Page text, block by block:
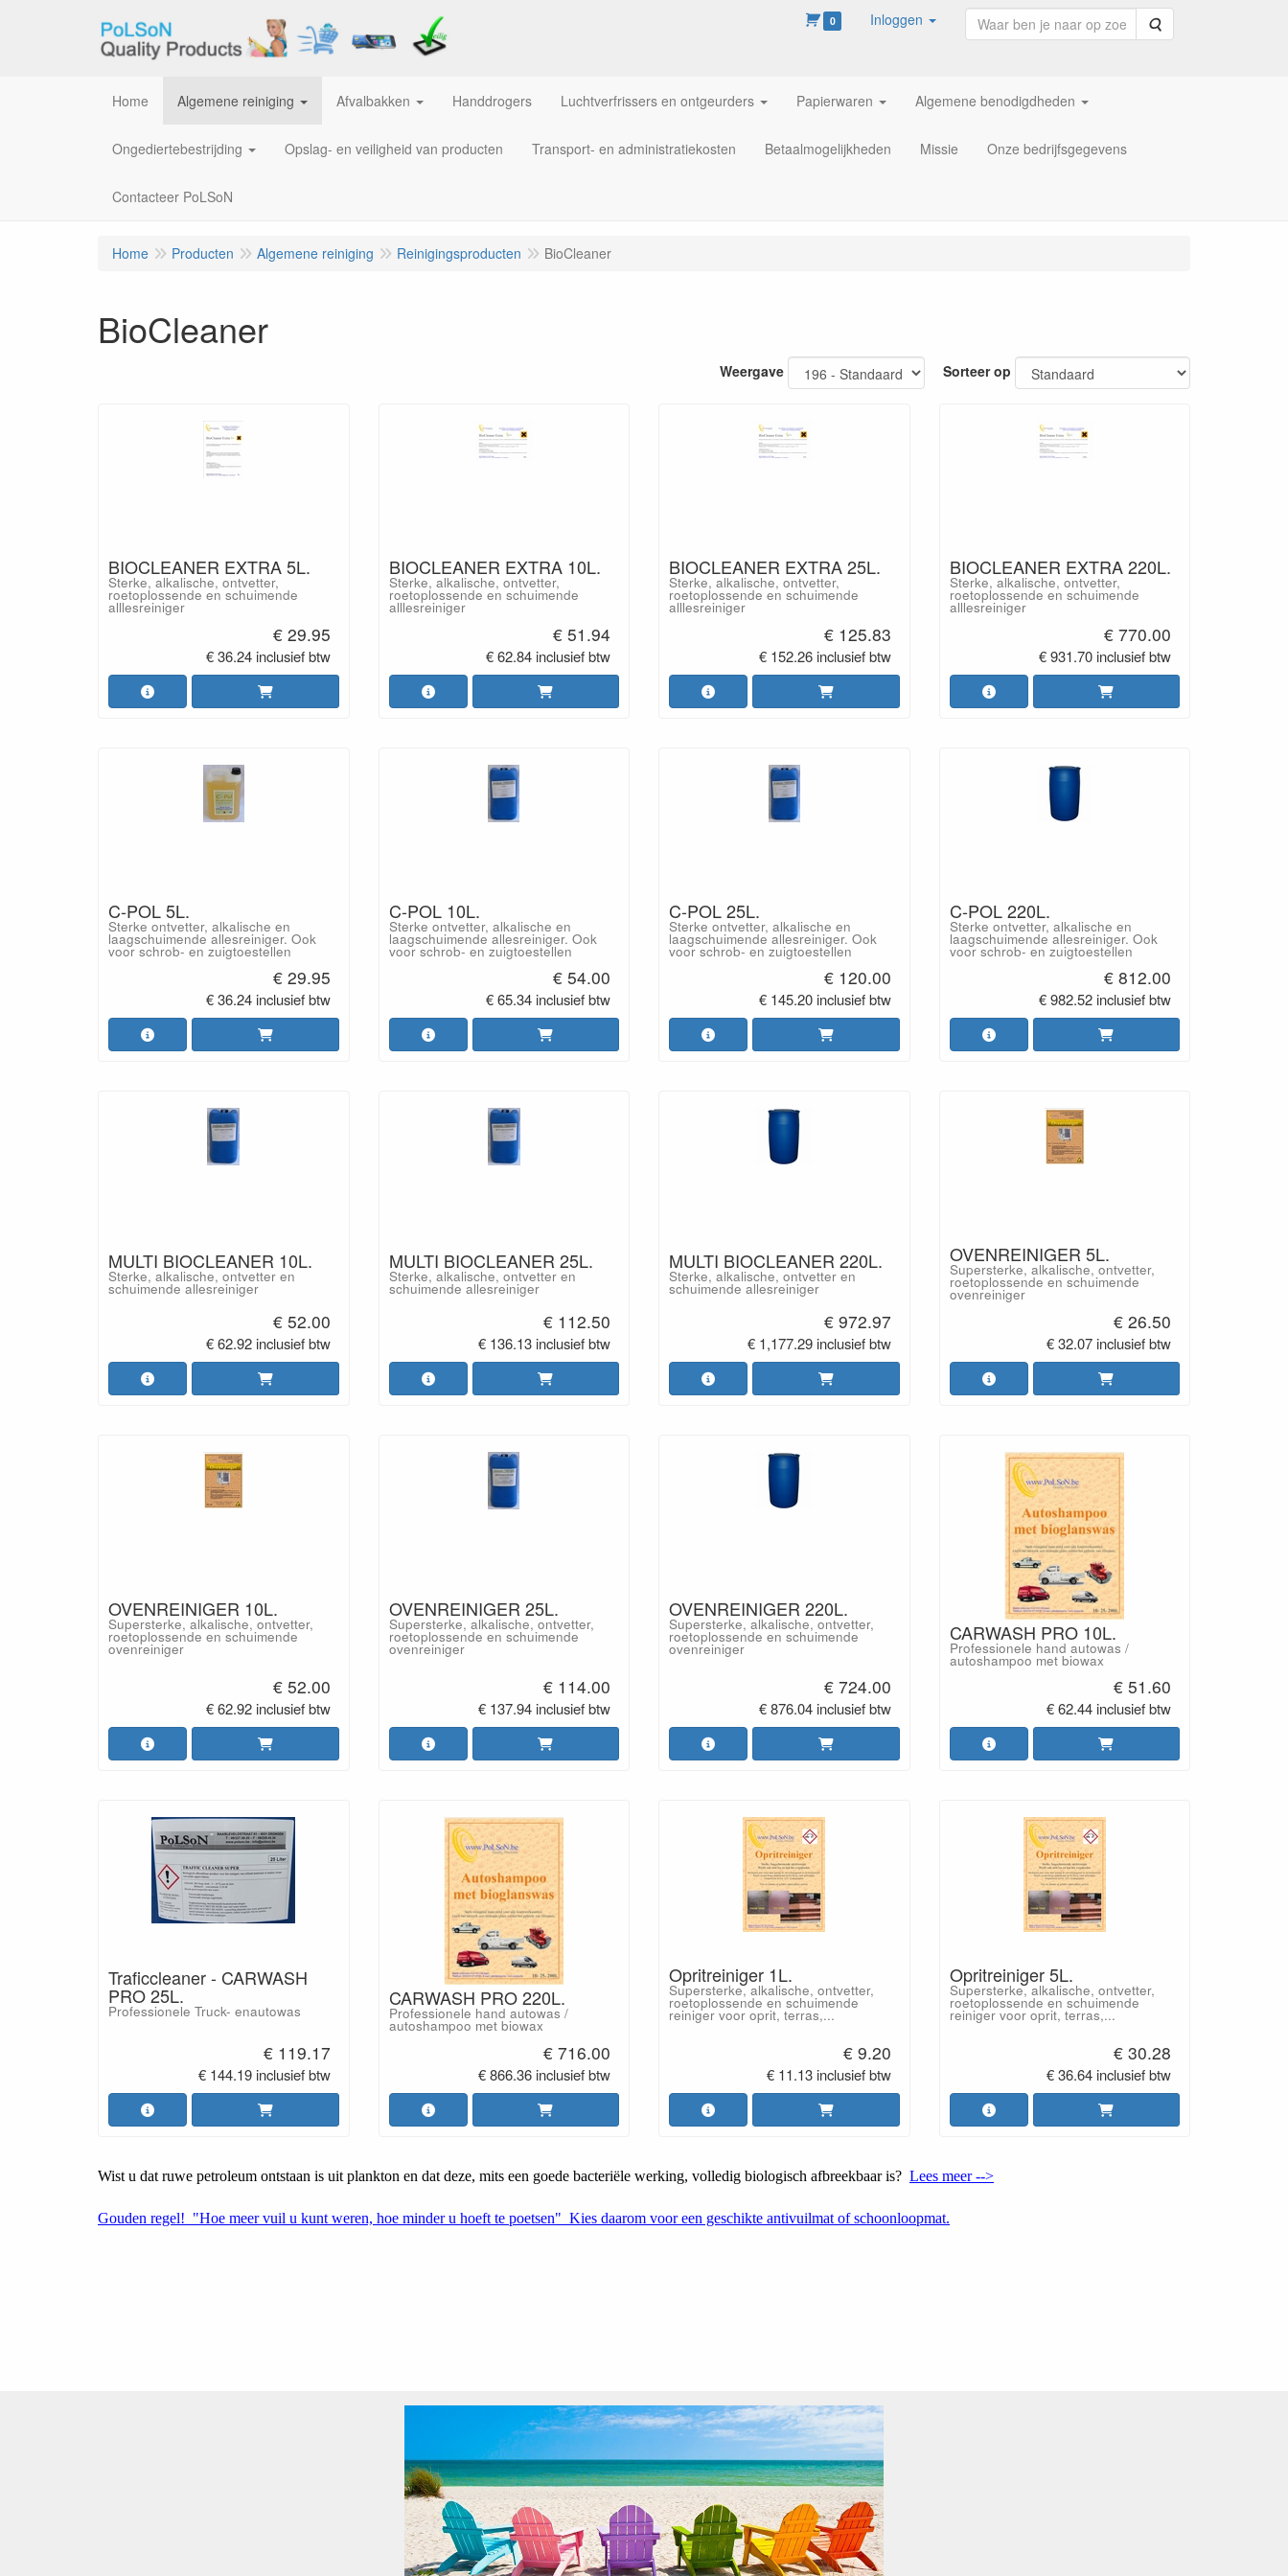
0 Inloggen Zoeken
Home Algemene reiniging Afvalbakken Handdrogers Luchtverfrissers en ontgeurders Papierwaren Algemene benodigdheden
Ongediertebestrijding Opslag- en veiligheid van producten Transport- en administratiekosten Betaalmogelijkheden Missie Onze bedrijfsgegevens
Contacteer PoLSoN
Home Producten Algemene reiniging Reinigingsproducten BioCleaner
BioCleaner
Weergave Sorteer op
BIOCLEANER EXTRA 5L.
Sterke, alkalische, ontvetter,
roetoplossende en schuimende
alllesreiniger
€ 29.95
€ 36.24 inclusief btw
BIOCLEANER EXTRA 10L.
Sterke, alkalische, ontvetter,
roetoplossende en schuimende
alllesreiniger
€ 51.94
€ 62.84 inclusief btw
BIOCLEANER EXTRA 25L.
Sterke, alkalische, ontvetter,
roetoplossende en schuimende
alllesreiniger
€ 125.83
€ 152.26 inclusief btw
BIOCLEANER EXTRA 220L.
Sterke, alkalische, ontvetter,
roetoplossende en schuimende
alllesreiniger
€ 770.00
€ 931.70 inclusief btw
C-POL 5L.
Sterke ontvetter, alkalische en
laagschuimende allesreiniger. Ook
voor schrob- en zuigtoestellen
€ 29.95
€ 36.24 inclusief btw
C-POL 10L.
Sterke ontvetter, alkalische en
laagschuimende allesreiniger. Ook
voor schrob- en zuigtoestellen
€ 54.00
€ 65.34 inclusief btw
C-POL 25L.
Sterke ontvetter, alkalische en
laagschuimende allesreiniger. Ook
voor schrob- en zuigtoestellen
€ 120.00
€ 145.20 inclusief btw
C-POL 220L.
Sterke ontvetter, alkalische en
laagschuimende allesreiniger. Ook
voor schrob- en zuigtoestellen
€ 812.00
€ 982.52 inclusief btw
MULTI BIOCLEANER 10L.
Sterke, alkalische, ontvetter en
schuimende allesreiniger
€ 52.00
€ 62.92 inclusief btw
MULTI BIOCLEANER 25L.
Sterke, alkalische, ontvetter en
schuimende allesreiniger
€ 112.50
€ 136.13 inclusief btw
MULTI BIOCLEANER 220L.
Sterke, alkalische, ontvetter en
schuimende allesreiniger
€ 972.97
€ 1,177.29 inclusief btw
OVENREINIGER 5L.
Supersterke, alkalische, ontvetter,
roetoplossende en schuimende
ovenreiniger
€ 26.50
€ 32.07 inclusief btw
OVENREINIGER 10L.
Supersterke, alkalische, ontvetter,
roetoplossende en schuimende
ovenreiniger
€ 52.00
€ 62.92 inclusief btw
OVENREINIGER 25L.
Supersterke, alkalische, ontvetter,
roetoplossende en schuimende
ovenreiniger
€ 114.00
€ 137.94 inclusief btw
OVENREINIGER 220L.
Supersterke, alkalische, ontvetter,
roetoplossende en schuimende
ovenreiniger
€ 724.00
€ 876.04 inclusief btw
CARWASH PRO 10L.
Professionele hand autowas /
autoshampoo met biowax
€ 51.60
€ 62.44 inclusief btw
Traficcleaner - CARWASH
PRO 25L.
Professionele Truck- enautowas
€ 119.17
€ 144.19 inclusief btw
CARWASH PRO 220L.
Professionele hand autowas /
autoshampoo met biowax
€ 716.00
€ 866.36 inclusief btw
Opritreiniger 1L.
Supersterke, alkalische, ontvetter,
roetoplossende en schuimende
reiniger voor oprit, terras,...
€ 9.20
€ 11.13 inclusief btw
Opritreiniger 5L.
Supersterke, alkalische, ontvetter,
roetoplossende en schuimende
reiniger voor oprit, terras,...
€ 30.28
€ 36.64 inclusief btw
Wist u dat ruwe petroleum ontstaan is uit plankton en dat deze, mits een goede bacteriële werking, volledig biologisch afbreekbaar is? Lees meer -->
Gouden regel! "Hoe meer vuil u kunt weren, hoe minder u hoeft te poetsen" Kies daarom voor een geschikte antivuilmat of schoonloopmat.